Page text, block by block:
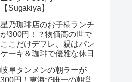
【Sugakiya】
星乃珈琲店のお子様ランチ
が300円！？物価高の世で
ここだけデフレ、親はパン
ケーキ＆珈琲で優雅な休日
岐阜タンメンの朝ラーが
300円！東海で唯一の朝営